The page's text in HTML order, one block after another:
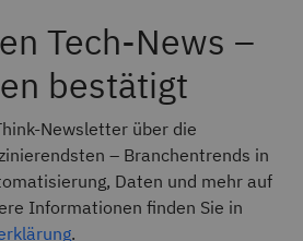
Tech-News –
bestätigt
Newsletter über die
– Branchentrends in
Daten und mehr auf
Informationen finden Sie in
.